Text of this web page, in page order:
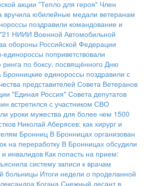
акции "Тепло для героя" Член
вручила юбилейные медали ветеранам
поздравили командование и
НИИИ Военной Автомобильной
обороны Российской Федерации
поприветствовали
ринга по боксу, посвящённого Дню
Бронницкие единороссы поздравили с
представителей Совета Ветеранов
"Единая Россия" Совета депутатов
встретился с участником СВО
уроки мужества для более чем 1500
Николай Аберясев: как хирург и
Бронниц В Бронницах организован
на переработку В Бронницах обсудили
и инвалидов Как попасть на прием:
систему записи к врачам
больницы Итоги недели о проделанной
Когана Снежный десант в